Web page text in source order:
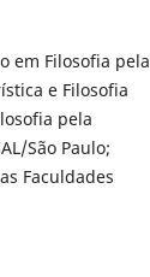
em Filosofia pela
e Filosofia
pela
São Paulo;
Faculdades